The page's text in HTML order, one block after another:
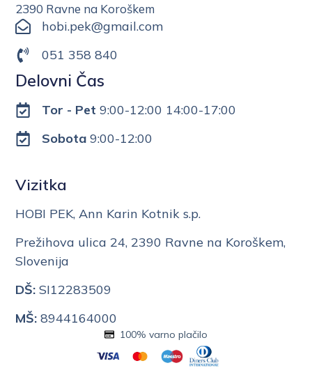
2390 Ravne na Koroškem
hobi.pek@gmail.com
051 358 840
Delovni Čas
Tor - Pet 9:00-12:00 14:00-17:00
Sobota9:00-12:00
Vizitka
HOBI PEK, Ann Karin Kotnik s.p.
Prežihova ulica 24, 2390 Ravne na Koroškem,
Slovenija
DŠ: SI12283509
MŠ: 8944164000
100% varno plačilo